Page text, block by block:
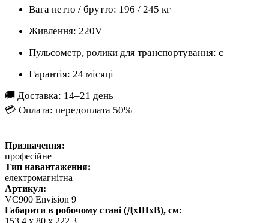
Вага нетто / брутто: 196 / 245 кг
Живлення: 220V
Пульсометр, ролики для транспортування: є
Гарантія: 24 місяці
🚚 Доставка: 14–21 день
💳 Оплата: передоплата 50%
Призначення:
професійне
Тип навантаження:
електромагнітна
Артикул:
VC900 Envision 9
Габарити в робочому стані (ДхШхВ), см:
153,4 x 80 x 222,3